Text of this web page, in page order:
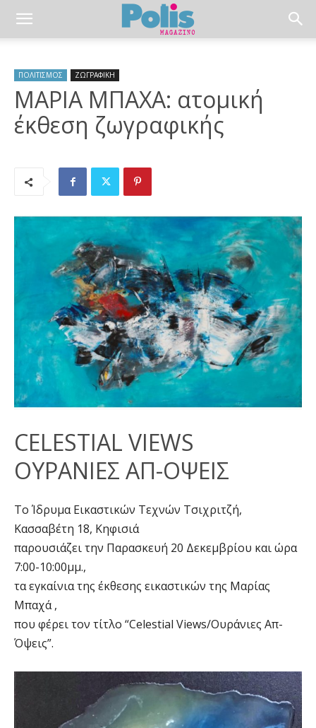
ΠΟΛΙΤΙΣΜΟΣ ΖΩΓΡΑΦΙΚΗ
ΜΑΡΙΑ ΜΠΑΧΑ: ατομική
έκθεση ζωγραφικής
CELESTIAL VIEWS
ΟΥΡΑΝΙΕΣ ΑΠ-ΟΨΕΙΣ
Το Ίδρυμα Εικαστικών Τεχνών Τσιχριτζή,
Κασσαβέτη 18, Κηφισιά
παρουσιάζει την Παρασκευή 20 Δεκεμβρίου και ώρα
7:00-10:00μμ.,
τα εγκαίνια της έκθεσης εικαστικών της Μαρίας
Μπαχά ,
που φέρει τον τίτλο “Celestial Views/Ουράνιες Απ-
Όψεις”.